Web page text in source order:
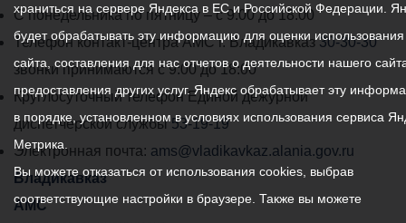
График
работы
администрации
местного
самоуправления
города
Владикавказ:
С понедельника по пятницу – с 9.00 до 18.00
Телефон контакт-центра АМС г. Владикавказ30-30-30
звонки принимаются с 9:00 до 18:00
Круглосуточный телефон Единой дежурной
диспетчерской службы53-19-19
Электронная почта: ams@vladikavkaz.alania.gov.ru
Владикавказ
АМС
храниться на сервере Яндекса в ЕС и Российской Федерации.
будет обрабатывать эту информацию для оценки
сайта, составления для нас отчетов о деятельности нашего
предоставления других услуг. Яндекс обрабатывает эту
в порядке, установленном в условиях использования сервиса
Метрика.
Вы можете отказаться от использования cookies, выбрав
соответствующие настройки в браузере. Также вы можете